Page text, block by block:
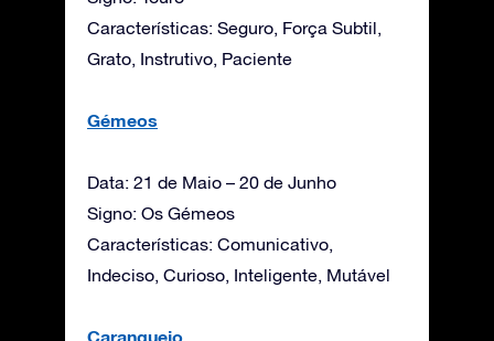
Características: Seguro, Força Subtil,
Grato, Instrutivo, Paciente
Gémeos
Data: 21 de Maio – 20 de Junho
Signo: Os Gémeos
Características: Comunicativo,
Indeciso, Curioso, Inteligente, Mutável
Caranguejo